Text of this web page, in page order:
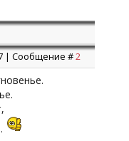
| Сообщение #2